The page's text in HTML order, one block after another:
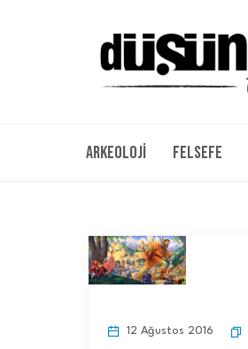
Arkeoloji Felsefe
12 Ağustos 2016